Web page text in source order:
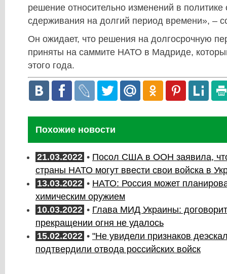
решение относительно изменений в
сдерживания на долгий период времени», –
Он ожидает, что решения на долгосрочную
приняты на саммите НАТО в Мадриде,
этого года.
Похожие новости
21.03.2022 • Посол США в ООН заявила,
страны НАТО могут ввести свои войска в
13.03.2022 • НАТО: Россия может
химическим оружием
10.03.2022 • Глава МИД Украины:
прекращении огня не удалось
15.02.2022 • "Не увидели признаков
подтвердили отвода российских войск